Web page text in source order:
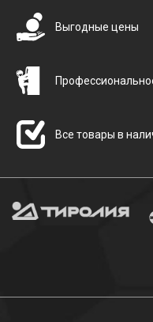
Выгодные цены
Все товары в